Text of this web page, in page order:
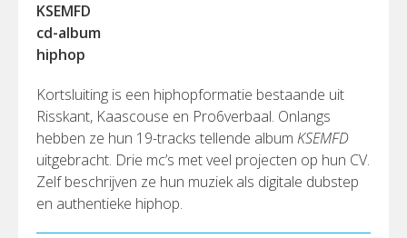
KSEMFD
cd-album
hiphop
Kortsluiting is een hiphopformatie bestaande uit
Risskant, Kaascouse en Pro6verbaal. Onlangs
hebben ze hun 19-tracks tellende album KSEMFD
uitgebracht. Drie mc’s met veel projecten op hun CV.
Zelf beschrijven ze hun muziek als digitale dubstep
en authentieke hiphop.